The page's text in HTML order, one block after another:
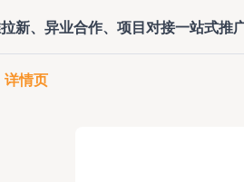
新、异业合作、项目对接一站式推
详情页